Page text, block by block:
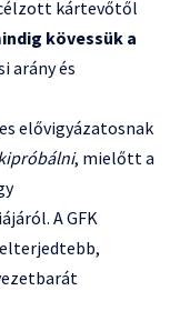
kártevőtől
kövessük a
arány és
elővigyázatosnak
, mielőtt a
A GFK